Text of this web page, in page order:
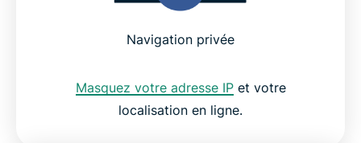
Navigation privée
Masquez votre adresse IPet votre
localisation en ligne.